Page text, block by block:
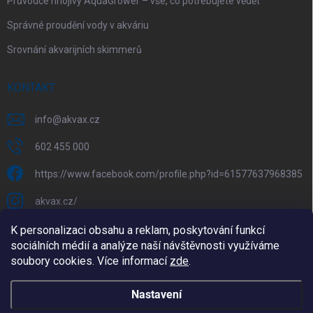
K personalizaci obsahu a reklam, poskytování funkcí
sociálních médií a analýze naší návštěvnosti využíváme
soubory cookies. Více informací zde.
Nastavení
Správné proudění vody v akváriu
Srovnání akvarijních skimmerů
KONTAKT
info@akvax.cz
602 455 000
https://www.facebook.com/profile.php?id=61577637968385
akvax.cz/
602 455 000
@akvax_cz